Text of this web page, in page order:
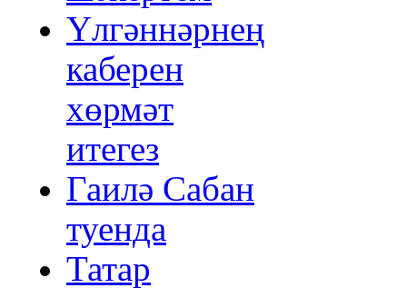
Үлгәннәрнең
каберен
хөрмәт
итегез
Гаилә Сабан
туенда
Татар